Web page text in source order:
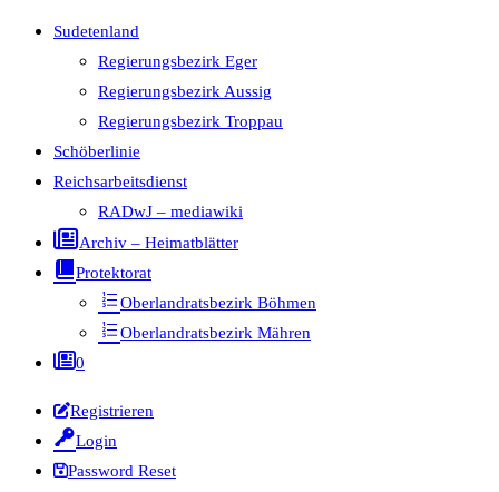
Sudetenland
Regierungsbezirk Eger
Regierungsbezirk Aussig
Regierungsbezirk Troppau
Schöberlinie
Reichsarbeitsdienst
RADwJ – mediawiki
Archiv – Heimatblätter
Protektorat
Oberlandratsbezirk Böhmen
Oberlandratsbezirk Mähren
0
Registrieren
Login
Password Reset